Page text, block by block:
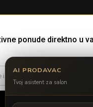
AI PRODAVAC
Tvoj asistent za salon